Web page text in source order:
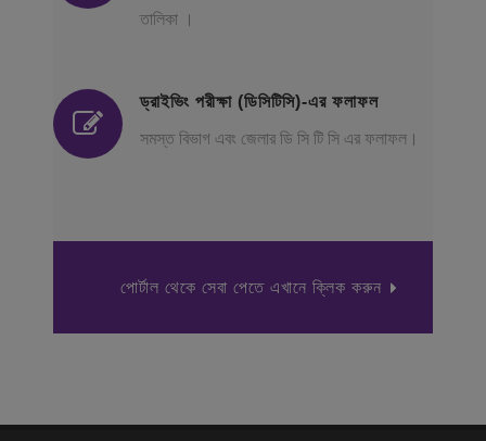
তালিকা ।
ড্রাইভিং পরীক্ষা (ডিসিটিসি)-এর ফলাফল
সমস্ত বিভাগ এবং জেলার ডি সি টি সি এর ফলাফল।
পোর্টাল থেকে সেবা পেতে এখানে ক্লিক করুন